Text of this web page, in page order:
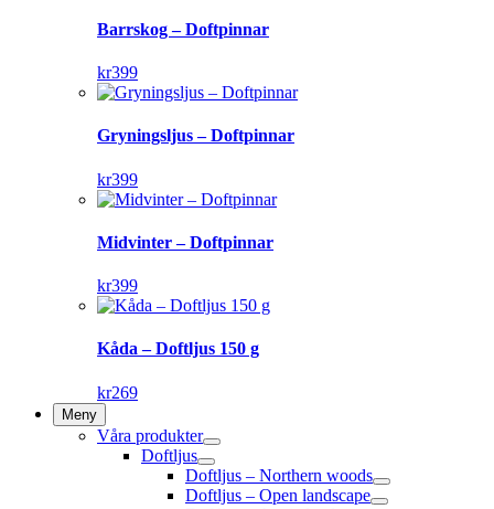
Barrskog – Doftpinnar
kr399
Gryningsljus – Doftpinnar
kr399
Midvinter – Doftpinnar
kr399
Kåda – Doftljus 150 g
kr269
Meny
Våra produkter
Doftljus
Doftljus – Northern woods
Doftljus – Open landscape